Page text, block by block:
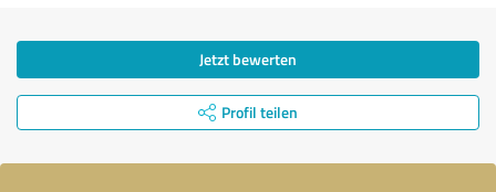
Jetzt bewerten
Profil teilen